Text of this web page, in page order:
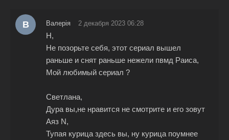
В Валерія 2 декабря 2023 06:28
Н,
Не позорьте себя, этот сериал вышел
раньше и снят раньше нежели пвмд Раиса,
Мой любимый сериал ?
Светлана,
Дура вы,не нравится не смотрите и его зовут
Аяз N,
Тупая курица здесь вы, ну курица поумнее